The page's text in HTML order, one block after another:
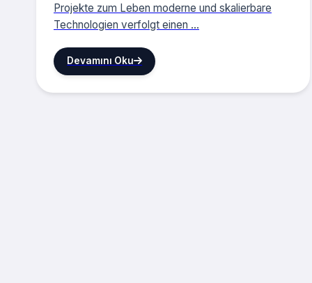
Projekte zum Leben moderne und skalierbare
Technologien verfolgt einen ...
Devamını Oku